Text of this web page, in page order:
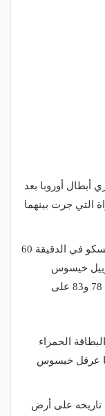
أوروبا بعد
2-1 في المباراة التي جرت بينهما
وحول مانشستر سيتي تأخره بهدف سجله أيسكو في الدقيقة 60
جابرييل خيسوس
وكيفين دي بروين "ركلة جزاء" في الدقيقتين 78 و83 على
الحمراء
راموس في الدقيقة 86 بعدما عرقل خيسوس
تاريخه على أرض